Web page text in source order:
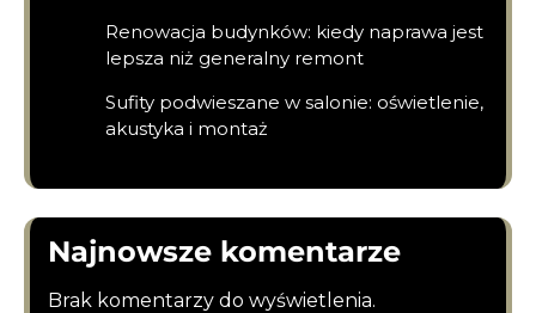
Renowacja budynków: kiedy naprawa jest
lepsza niż generalny remont
Sufity podwieszane w salonie: oświetlenie,
akustyka i montaż
Najnowsze komentarze
Brak komentarzy do wyświetlenia.